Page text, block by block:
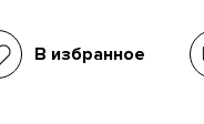
В избранное